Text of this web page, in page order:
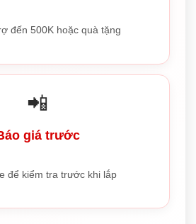
đến 500K hoặc quà tặng
📲
giá trước
để kiểm tra trước khi lắp